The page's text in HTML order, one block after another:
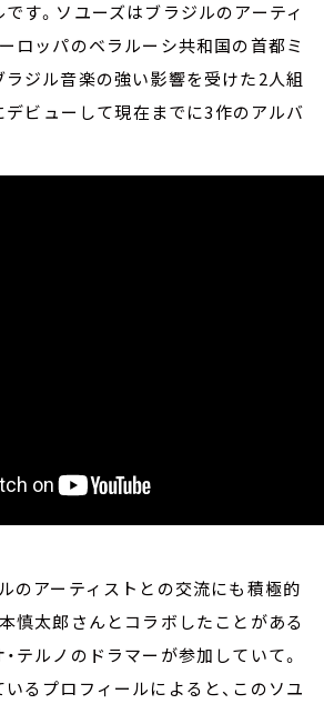
す。ソユーズはブラジルのアーティ
ロッパのベラルーシ共和国の首都ミ
ジル音楽の強い影響を受けた2人組
デビューして現在までに3作のアルバ
のアーティストとの交流にも積極的
慎太郎さんとコラボしたことがある
テルノのドラマーが参加していて。
るプロフィールによると、このソユ